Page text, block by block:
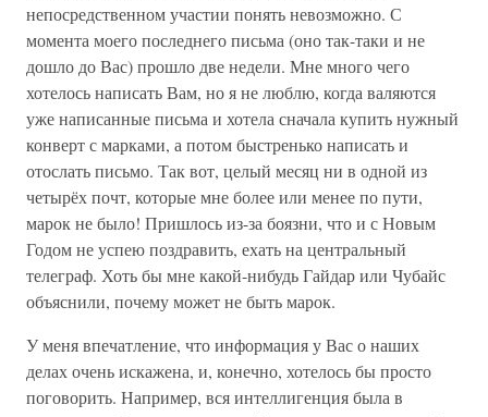
непосредственном участии понять невозможно. С
момента моего последнего письма (оно так-таки и не
дошло до Вас) прошло две недели. Мне много чего
хотелось написать Вам, но я не люблю, когда валяются
уже написанные письма и хотела сначала купить нужный
конверт с марками, а потом быстренько написать и
отослать письмо. Так вот, целый месяц ни в одной из
четырёх почт, которые мне более или менее по пути,
марок не было! Пришлось из-за боязни, что и с Новым
Годом не успею поздравить, ехать на центральный
телеграф. Хоть бы мне какой-нибудь Гайдар или Чубайс
объяснили, почему может не быть марок.
У меня впечатление, что информация у Вас о наших
делах очень искажена, и, конечно, хотелось бы просто
поговорить. Например, вся интеллигенция была в